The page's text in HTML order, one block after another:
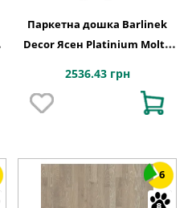
Паркетна дошка Barlinek
Decor Ясен Platinium Molti,
2536.43 грн
6